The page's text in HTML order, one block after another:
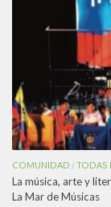
COMUNIDAD /TODAS
La música, arte y
La Mar de Músicas